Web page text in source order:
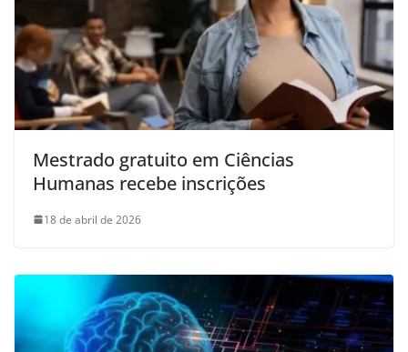
Mestrado gratuito em Ciências
Humanas recebe inscrições
18 de abril de 2026